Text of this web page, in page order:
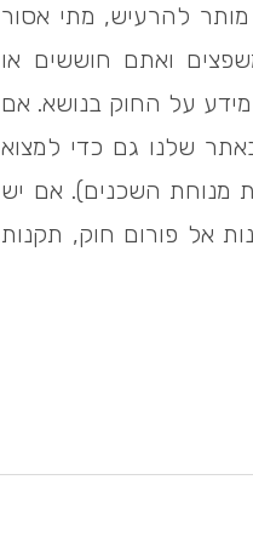
להרעיש, מתי אסור
ואתם חוששים או
על החוק בנושא. אם
שלנו גם כדי למצוא
מנוחת השכנים). אם יש
אל פורום חוק, תקנות